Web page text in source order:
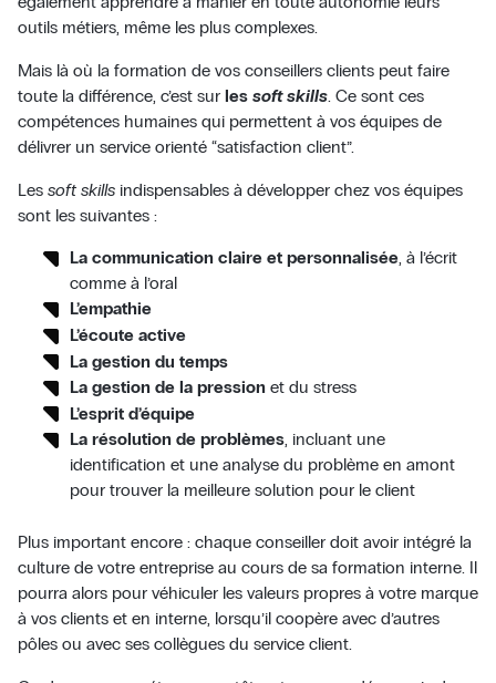
outils métiers, même les plus complexes.
Mais là où la formation de vos conseillers clients peut faire
toute la différence, c’est sur les soft skills. Ce sont ces
compétences humaines qui permettent à vos équipes de
délivrer un service orienté “satisfaction client”.
Les soft skillsindispensables à développer chez vos équipes
sont les suivantes :
La communication claire et personnalisée, à l’écrit
comme à l’oral
L’empathie
L’écoute active
La gestion du temps
La gestion de la pressionet du stress
L’esprit d’équipe
La résolution de problèmes, incluant une
identification et une analyse du problème en amont
pour trouver la meilleure solution pour le client
Plus important encore : chaque conseiller doit avoir intégré la
culture de votre entreprise au cours de sa formation interne. Il
pourra alors pour véhiculer les valeurs propres à votre marque
à vos clients et en interne, lorsqu’il coopère avec d’autres
pôles ou avec ses collègues du service client.